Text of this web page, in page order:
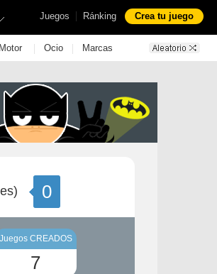
Juegos | Ránking Crea tu juego
Motor | Ocio | Marcas
0
Juegos CREADOS
7